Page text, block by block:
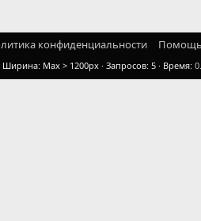
конфиденциальности Помощь
Ширина Запросов 5 Время